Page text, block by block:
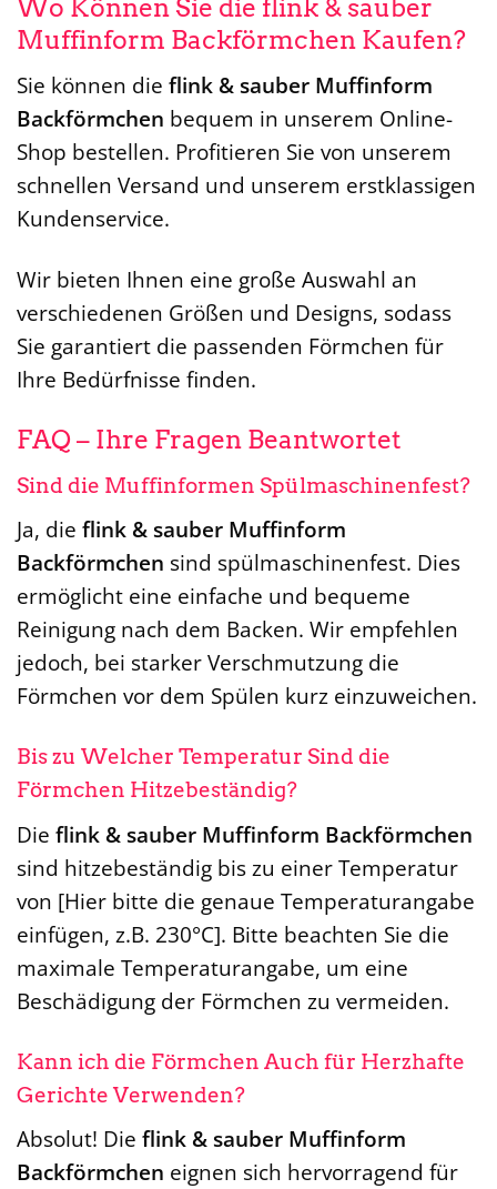
Wo Können Sie die flink & sauber
Muffinform Backförmchen Kaufen?
Sie können die flink & sauber Muffinform
Backförmchen bequem in unserem Online-
Shop bestellen. Profitieren Sie von unserem
schnellen Versand und unserem erstklassigen
Kundenservice.
Wir bieten Ihnen eine große Auswahl an
verschiedenen Größen und Designs, sodass
Sie garantiert die passenden Förmchen für
Ihre Bedürfnisse finden.
FAQ – Ihre Fragen Beantwortet
Sind die Muffinformen Spülmaschinenfest?
Ja, die flink & sauber Muffinform
Backförmchen sind spülmaschinenfest. Dies
ermöglicht eine einfache und bequeme
Reinigung nach dem Backen. Wir empfehlen
jedoch, bei starker Verschmutzung die
Förmchen vor dem Spülen kurz einzuweichen.
Bis zu Welcher Temperatur Sind die
Förmchen Hitzebeständig?
Die flink & sauber Muffinform Backförmchen
sind hitzebeständig bis zu einer Temperatur
von [Hier bitte die genaue Temperaturangabe
einfügen, z.B. 230°C]. Bitte beachten Sie die
maximale Temperaturangabe, um eine
Beschädigung der Förmchen zu vermeiden.
Kann ich die Förmchen Auch für Herzhafte
Gerichte Verwenden?
Absolut! Die flink & sauber Muffinform
Backförmchen eignen sich hervorragend für